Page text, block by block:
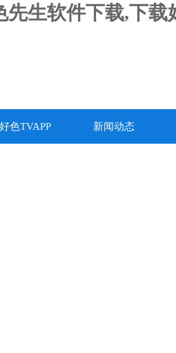
先生软件下载,下
色TVAPP 新闻动态